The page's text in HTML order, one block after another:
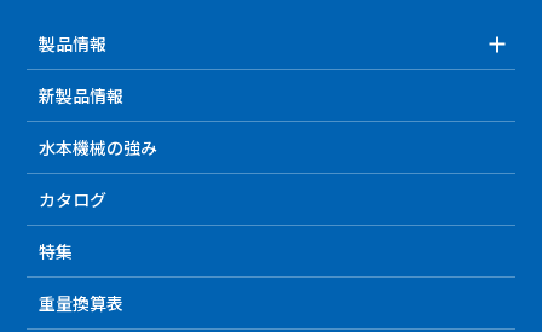
製品情報
新製品情報
水本機械の強み
カタログ
特集
重量換算表